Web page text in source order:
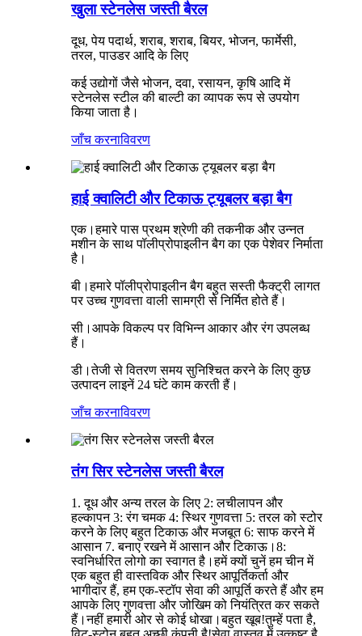
खुला स्टेनलेस जस्ती बैरल
दूध, पेय पदार्थ, शराब, शराब, बियर, भोजन, फार्मेसी,
तरल, पाउडर आदि के लिए
कई उद्योगों जैसे भोजन, दवा, रसायन, कृषि आदि में
स्टेनलेस स्टील की बाल्टी का व्यापक रूप से उपयोग
किया जाता है।
जाँच करनाविवरण
हाई क्वालिटी और टिकाऊ ट्यूबलर बड़ा बैग
एक।हमारे पास प्रथम श्रेणी की तकनीक और उन्नत
मशीन के साथ पॉलीप्रोपाइलीन बैग का एक पेशेवर निर्माता
है।
बी।हमारे पॉलीप्रोपाइलीन बैग बहुत सस्ती फैक्ट्री लागत
पर उच्च गुणवत्ता वाली सामग्री से निर्मित होते हैं।
सी।आपके विकल्प पर विभिन्न आकार और रंग उपलब्ध
हैं।
डी।तेजी से वितरण समय सुनिश्चित करने के लिए कुछ
उत्पादन लाइनें 24 घंटे काम करती हैं।
जाँच करनाविवरण
तंग सिर स्टेनलेस जस्ती बैरल
1. दूध और अन्य तरल के लिए 2: लचीलापन और
हल्कापन 3: रंग चमक 4: स्थिर गुणवत्ता 5: तरल को स्टोर
करने के लिए बहुत टिकाऊ और मजबूत 6: साफ करने में
आसान 7. बनाए रखने में आसान और टिकाऊ।8:
स्वनिर्धारित लोगो का स्वागत है।हमें क्यों चुनें हम चीन में
एक बहुत ही वास्तविक और स्थिर आपूर्तिकर्ता और
भागीदार हैं, हम एक-स्टॉप सेवा की आपूर्ति करते हैं और हम
आपके लिए गुणवत्ता और जोखिम को नियंत्रित कर सकते
हैं।नहीं हमारी ओर से कोई धोखा।बहुत खूब!तुम्हें पता है,